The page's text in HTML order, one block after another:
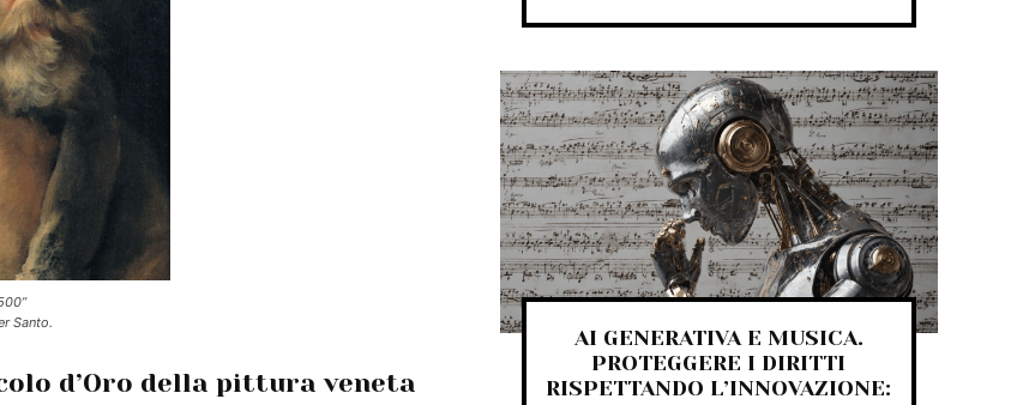
Santo.
d’Oro della pittura veneta
AI GENERATIVA E MUSICA.
PROTEGGERE I DIRITTI
RISPETTANDO L’INNOVAZIONE: